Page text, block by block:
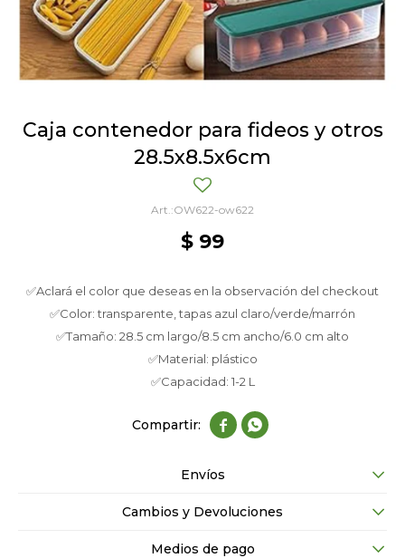
Caja contenedor para fideos y otros
28.5x8.5x6cm
OW622-ow622
$ 99
✅Aclará el color que deseas en la observación del checkout
✅Color: transparente, tapas azul claro/verde/marrón
✅Tamaño: 28.5 cm largo/8.5 cm ancho/6.0 cm alto
✅Material: plástico
✅Capacidad: 1-2 L
 
Envíos
Cambios y Devoluciones
Medios de pago